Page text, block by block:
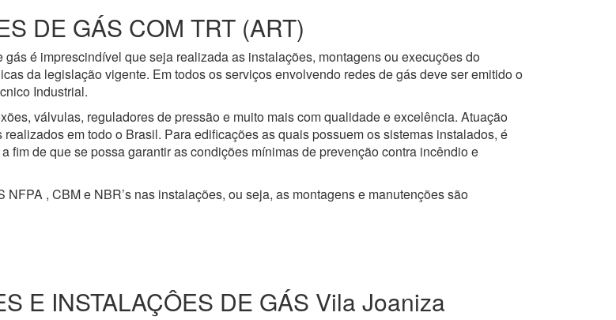
DE GÁS COM TRT (ART)
é imprescindível que seja realizada as instalações, montagens ou execuções do
da legislação vigente. Em todos os serviços envolvendo redes de gás deve ser emitido o
Industrial.
válvulas, reguladores de pressão e muito mais com qualidade e excelência. Atuação
em todo o Brasil. Para edificações as quais possuem os sistemas instalados, é
fim de que se possa garantir as condições mínimas de prevenção contra incêndio e
, CBM e NBR’s nas instalações, ou seja, as montagens e manutenções são
E INSTALAÇÔES DE GÁS Vila Joaniza